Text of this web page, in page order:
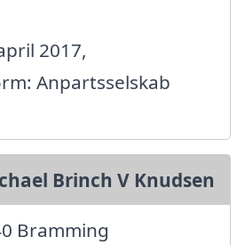
2017,
Anpartsselskab
Brinch V Knudsen
Bramming